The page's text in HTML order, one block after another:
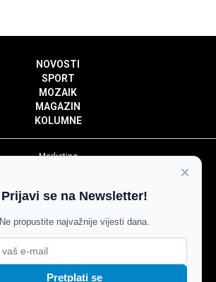
NOVOSTI
SPORT
MOZAIK
MAGAZIN
KOLUMNE
Marketing
Impressum
Pravila komentiranja
Agroglas
×
Prijavi se na Newsletter!
Ne propustite najvažnije vijesti dana.
Pretplati se